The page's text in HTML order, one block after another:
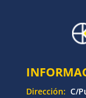
Dirección: C/